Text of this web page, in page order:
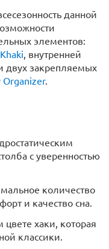
данной
элементов:
, внутренней
двух закрепляемых
Organizer.
с уверенностью
количество
и качество сна.
хаки, которая
классики.